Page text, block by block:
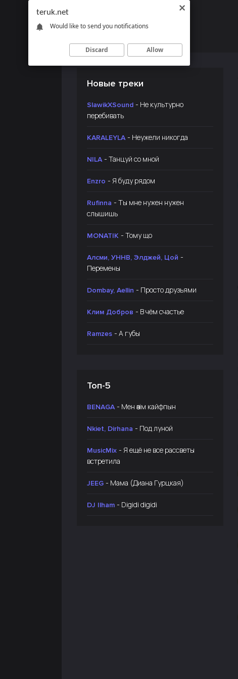
Новые треки
SlawikXSound - Не культурно
перебивать
KARALEYLA - Неужели никогда
NILA - Танцуй со мной
Enzro - Я буду рядом
Rufinna - Ты мне нужен нужен
слышишь
MONATIK - Тому що
Алсми, УННВ, Элджей, Цой -
Перемены
Dombay, Aellin - Просто друзьями
Клим Добров - В чём счастье
Ramzes - А губы
Топ-5
BENAGA - Мен өзім кайфпын
Nkiet, Dirhana - Под луной
MusicMix - Я ещё не все рассветы
встретила
JEEG - Мама (Диана Гурцкая)
DJ Ilham - Digidi digidi
teruk.net
Would like to send you notifications
Discard Allow